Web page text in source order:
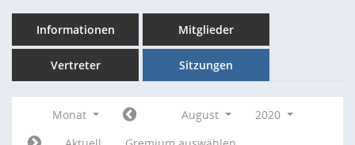
Informationen Mitglieder
Vertreter Sitzungen
Monat August
2020